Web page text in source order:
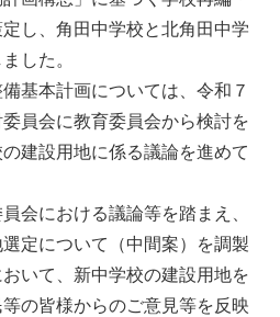
し、角田中学校と北角田中学
した。
基本計画については、令和７
員会に教育委員会から検討を
建設用地に係る議論を進めて
会における議論等を踏まえ、
定について（中間案）を調製
いて、新中学校の建設用地を
の皆様からのご意見等を反映